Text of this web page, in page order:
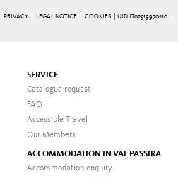
PRIVACY| LEGAL NOTICE COOKIES | UID IT02519970210
SERVICE
Catalogue request
FAQ
Accessible Travel
Our Members
ACCOMMODATION IN VAL PASSIRA
Accommodation enquiry